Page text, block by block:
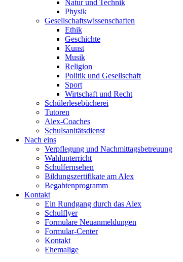
Natur und Technik
Physik
Gesellschaftswissenschaften
Ethik
Geschichte
Kunst
Musik
Religion
Politik und Gesellschaft
Sport
Wirtschaft und Recht
Schülerlesebücherei
Tutoren
Alex-Coaches
Schulsanitätsdienst
Nach eins
Verpflegung und Nachmittagsbetreuung
Wahlunterricht
Schulfernsehen
Bildungszertifikate am Alex
Begabtenprogramm
Kontakt
Ein Rundgang durch das Alex
Schulflyer
Formulare Neuanmeldungen
Formular-Center
Kontakt
Ehemalige